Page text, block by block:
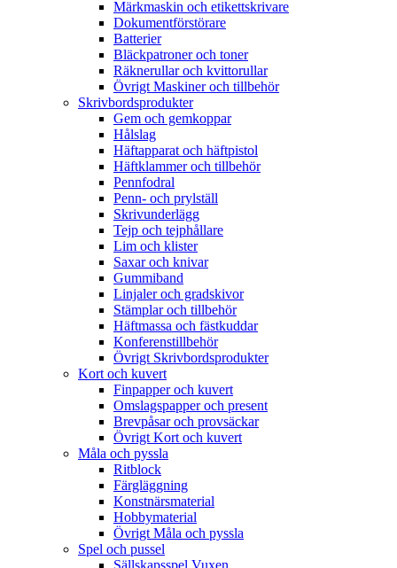
Märkmaskin och etikettskrivare
Dokumentförstörare
Batterier
Bläckpatroner och toner
Räknerullar och kvittorullar
Övrigt Maskiner och tillbehör
Skrivbordsprodukter
Gem och gemkoppar
Hålslag
Häftapparat och häftpistol
Häftklammer och tillbehör
Pennfodral
Penn- och prylställ
Skrivunderlägg
Tejp och tejphållare
Lim och klister
Saxar och knivar
Gummiband
Linjaler och gradskivor
Stämplar och tillbehör
Häftmassa och fästkuddar
Konferenstillbehör
Övrigt Skrivbordsprodukter
Kort och kuvert
Finpapper och kuvert
Omslagspapper och present
Brevpåsar och provsäckar
Övrigt Kort och kuvert
Måla och pyssla
Ritblock
Färgläggning
Konstnärsmaterial
Hobbymaterial
Övrigt Måla och pyssla
Spel och pussel
Sällskapsspel Vuxen